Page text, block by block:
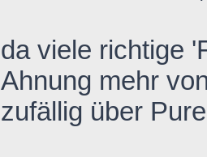
da viele richtige
Ahnung mehr
zufällig über